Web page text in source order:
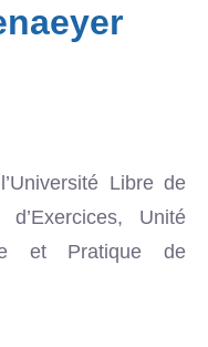
Libre de
Unité
et Pratique de